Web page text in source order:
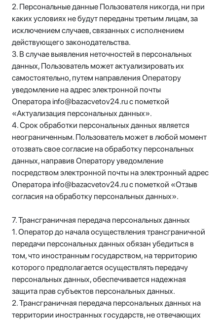
2. Персональные данные Пользователя никогда, ни при
каких условиях не будут переданы третьим лицам, за
исключением случаев, связанных с исполнением
действующего законодательства.
3. В случае выявления неточностей в персональных
данных, Пользователь может актуализировать их
самостоятельно, путем направления Оператору
уведомление на адрес электронной почты
Оператора info@bazacvetov24.ru с пометкой
«Актуализация персональных данных».
4. Срок обработки персональных данных является
неограниченным. Пользователь может в любой момент
отозвать свое согласие на обработку персональных
данных, направив Оператору уведомление
посредством электронной почты на электронный адрес
Оператора info@bazacvetov24.ru с пометкой «Отзыв
согласия на обработку персональных данных».
7. Трансграничная передача персональных данных
1. Оператор до начала осуществления трансграничной
передачи персональных данных обязан убедиться в
том, что иностранным государством, на территорию
которого предполагается осуществлять передачу
персональных данных, обеспечивается надежная
защита прав субъектов персональных данных.
2. Трансграничная передача персональных данных на
территории иностранных государств, не отвечающих